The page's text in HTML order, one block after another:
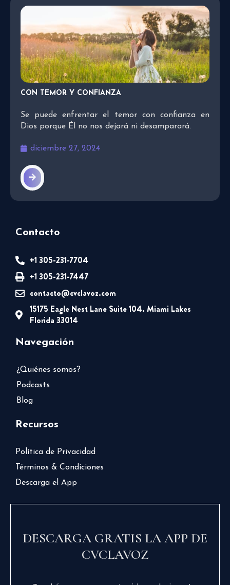
CON TEMOR Y CONFIANZA
Se puede enfrentar el temor con confianza en
Dios porque Él no nos dejará ni desamparará.
diciembre 27, 2024
Contacto
+1 305-231-7704
+1 305-231-7447
contacto@cvclavoz.com
15175 Eagle Nest Lane Suite 104. Miami Lakes
Florida 33014
Navegación
¿Quiénes somos?
Podcasts
Blog
Recursos
Política de Privacidad
Términos & Condiciones
Descarga el App
DESCARGA GRATIS LA APP DE
CVCLAVOZ